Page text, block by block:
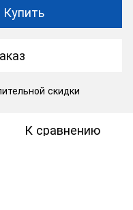
Купить
скидки
К сравнению